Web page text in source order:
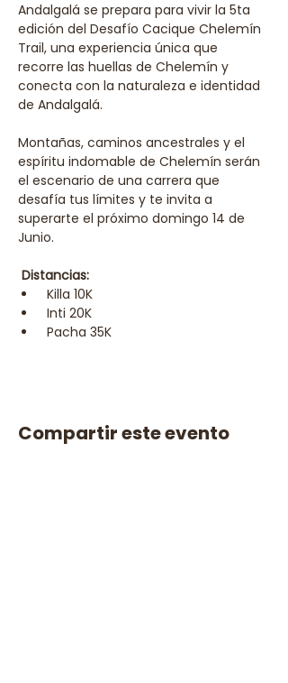
Andalgalá se prepara para vivir la 5ta
edición del Desafío Cacique Chelemín
Trail, una experiencia única que
recorre las huellas de Chelemín y
conecta con la naturaleza e identidad
de Andalgalá.
Montañas, caminos ancestrales y el
espíritu indomable de Chelemín serán
el escenario de una carrera que
desafía tus límites y te invita a
superarte el próximo domingo 14 de
Junio.
Distancias:
Killa 10K
Inti 20K
Pacha 35K
Compartir este evento